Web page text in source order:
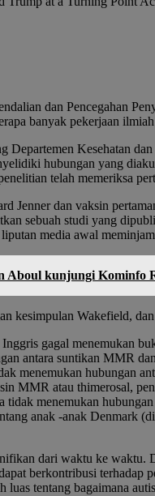
dan Pencegahan
banyak pekerjaan
Departemen Kesehatan
hubungan yang
telah memeriksa
Jenner dan vaksin
sebuah studi yang
media awal
Aboul kunjungi Kominfo
kesimpulan Wakefield,
gagal menemukan
antara suntikan MMR
menemukan hubungan
MMR atau thimerosal,
menemukan
anak -anak Denmark
dari waktu ke
berkontribusi terhadap
luas tentang bagaimana